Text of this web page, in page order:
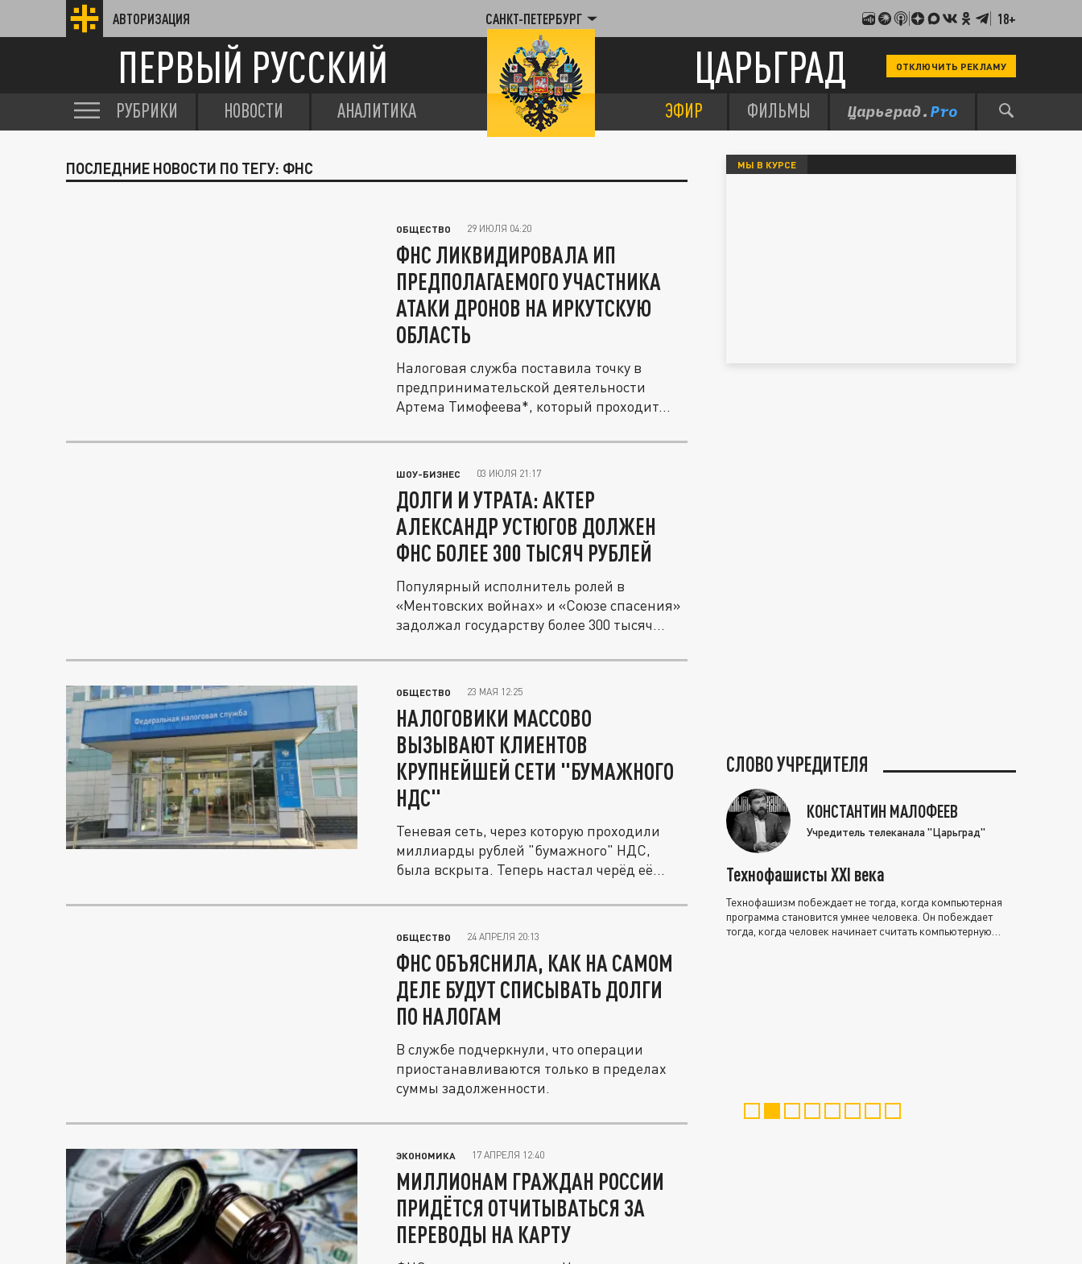
АВТОРИЗАЦИЯ САНКТ-ПЕТЕРБУРГ 18+
ПЕРВЫЙ РУССКИЙ ЦАРЬГРАД ОТКЛЮЧИТЬ РЕКЛАМУ
РУБРИКИ НОВОСТИ АНАЛИТИКА ЭФИР ФИЛЬМЫ
ПОСЛЕДНИЕ НОВОСТИ ПО ТЕГУ: ФНС
ОБЩЕСТВО 29 ИЮЛЯ 04:20
ФНС ЛИКВИДИРОВАЛА ИП
ПРЕДПОЛАГАЕМОГО УЧАСТНИКА
АТАКИ ДРОНОВ НА ИРКУТСКУЮ
ОБЛАСТЬ
Налоговая служба поставила точку в
предпринимательской деятельности
Артема Тимофеева*, который проходит...
ШОУ-БИЗНЕС 03 ИЮЛЯ 21:17
ДОЛГИ И УТРАТА: АКТЕР
АЛЕКСАНДР УСТЮГОВ ДОЛЖЕН
ФНС БОЛЕЕ 300 ТЫСЯЧ РУБЛЕЙ
Популярный исполнитель ролей в
«Ментовских войнах» и «Союзе спасения»
задолжал государству более 300 тысяч...
ОБЩЕСТВО 23 МАЯ 12:25
НАЛОГОВИКИ МАССОВО
ВЫЗЫВАЮТ КЛИЕНТОВ
КРУПНЕЙШЕЙ СЕТИ "БУМАЖНОГО
НДС"
Теневая сеть, через которую проходили
миллиарды рублей "бумажного" НДС,
была вскрыта. Теперь настал черёд её...
ОБЩЕСТВО 24 АПРЕЛЯ 20:13
ФНС ОБЪЯСНИЛА, КАК НА САМОМ
ДЕЛЕ БУДУТ СПИСЫВАТЬ ДОЛГИ
ПО НАЛОГАМ
В службе подчеркнули, что операции
приостанавливаются только в пределах
суммы задолженности.
ЭКОНОМИКА 17 АПРЕЛЯ 12:40
МИЛЛИОНАМ ГРАЖДАН РОССИИ
ПРИДЁТСЯ ОТЧИТЫВАТЬСЯ ЗА
ПЕРЕВОДЫ НА КАРТУ
МЫ В КУРСЕ
СЛОВО УЧРЕДИТЕЛЯ
КОНСТАНТИН МАЛОФЕЕВ
Учредитель телеканала "Царьград"
Технофашисты XXI века
Технофашизм побеждает не тогда, когда компьютерная
программа становится умнее человека. Он побеждает
тогда, когда человек начинает считать компьютерную